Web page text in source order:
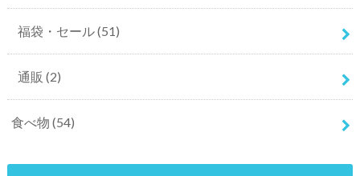
福袋・セール(51)
通販 (2)
食べ物 (54)